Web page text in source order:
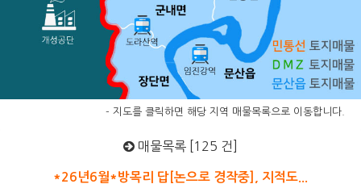
- 지도를 클릭하면 해당 지역 매물목록으로 이동합니다.
매물목록 [125 건]
*26년6월*방목리 답[논으로 경작중], 지적도...